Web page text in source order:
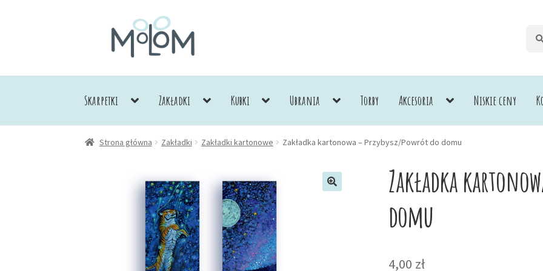
Przejdź
do
nawigacji
Przejdź
do
treści
Skarpetki Zakładki Kubki Ubrania Torby Akcesoria Niskie ceny
Strona główna Zakładki Zakładki kartonowe Zakładka kartonowa – Przybysz/Powrót do domu
Zakładka
domu
4,00 zł